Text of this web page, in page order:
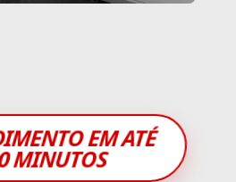
EM ATÉ
MINUTOS